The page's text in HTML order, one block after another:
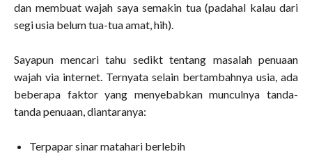
dan membuat wajah saya semakin tua (padahal kalau dari
segi usia belum tua-tua amat, hih).
Sayapun mencari tahu sedikt tentang masalah penuaan
wajah via internet. Ternyata selain bertambahnya usia, ada
beberapa faktor yang menyebabkan munculnya tanda-
tanda penuaan, diantaranya:
Terpapar sinar matahari berlebih